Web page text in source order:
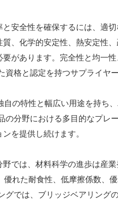
安全性を確保するには、適
、化学的安定性、熱安定性
があります。完全性と均一
格と認定を持つサプライヤ
自の特性と幅広い用途を持ち
の分野における多目的なプレ
を提供し続けます。
では、材料科学の進歩は産
優れた耐食性、低摩擦係数、
では、ブリッジベアリング